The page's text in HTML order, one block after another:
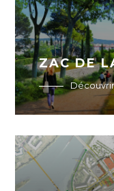
ZAC DE